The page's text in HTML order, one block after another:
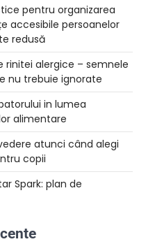
pentru organizarea
accesibile persoanelor
redusă
rinitei alergice – semnele
nu trebuie ignorate
in lumea
alimentare
atunci când alegi
copii
Spark: plan de